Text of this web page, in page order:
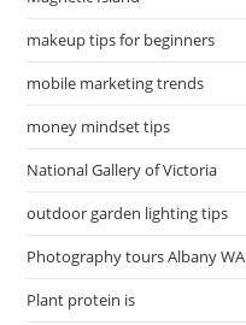
makeup tips for beginners
mobile marketing trends
money mindset tips
National Gallery of Victoria
outdoor garden lighting tips
Photography tours Albany WA
Plant protein is